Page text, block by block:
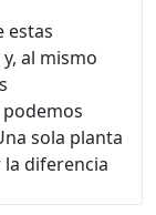
estas
al mismo
sola planta
diferencia